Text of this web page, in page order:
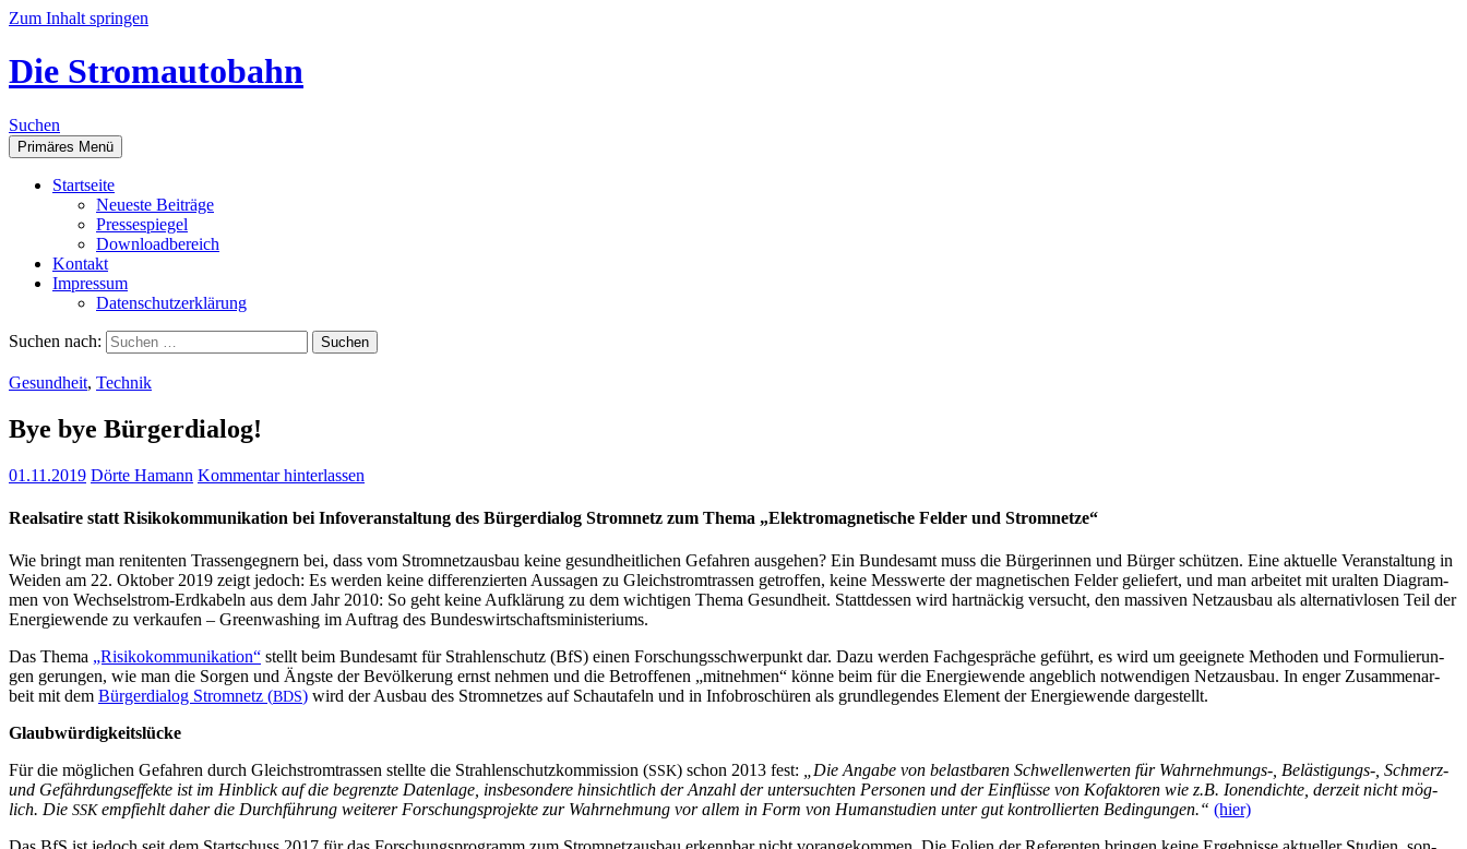
Zum Inhalt springen
Die Stromautobahn
Suchen
Primäres Menü
Start­sei­te
Neu­es­te Beiträge
Pres­se­spie­gel
Down­load­be­reich
Kon­takt
Impres­sum
Daten­schutz­er­klä­rung
Suchen nach:
Gesundheit, Technik
Bye bye Bürgerdialog!
01.11.2019 Dörte Hamann Kommentar hinterlassen
Real­sa­ti­re statt Risi­ko­kom­mu­ni­ka­ti­on bei Info­ver­an­stal­tung des Bür­ger­dia­log Strom­netz zum The­ma „Elek­tro­ma­gne­ti­sche Fel­der und Stromnetze“
Wie bringt man reni­ten­ten Tras­sen­geg­nern bei, dass vom Strom­netz­aus­bau kei­ne gesund­heit­li­chen Gefah­ren aus­ge­hen? Ein Bun­des­amt muss die Bür­ge­rin­nen und Bür­ger schüt­zen. Eine aktu­el­le Ver­an­stal­tung in
Wei­den am 22. Okto­ber 2019 zeigt jedoch: Es wer­den kei­ne dif­fe­ren­zier­ten Aus­sa­gen zu Gleich­strom­tras­sen getrof­fen, kei­ne Mess­wer­te der magne­ti­schen Fel­der gelie­fert, und man arbei­tet mit uralten Dia­gram­
men von Wech­sel­strom-Erd­ka­beln aus dem Jahr 2010: So geht kei­ne Auf­klä­rung zu dem wich­ti­gen The­ma Gesund­heit. Statt­des­sen wird hart­nä­ckig ver­sucht, den mas­si­ven Netz­aus­bau als alter­na­tiv­lo­sen Teil der
Ener­gie­wen­de zu ver­kau­fen – Green­wa­shing im Auf­trag des Bundeswirtschaftsministeriums.
Das The­ma „Risi­ko­kom­mu­ni­ka­ti­on“ stellt beim Bun­des­amt für Strah­len­schutz (BfS) einen For­schungs­schwer­punkt dar. Dazu wer­den Fach­ge­sprä­che geführt, es wird um geeig­ne­te Metho­den und For­mu­lie­run­
gen gerun­gen, wie man die Sor­gen und Ängs­te der Bevöl­ke­rung ernst neh­men und die Betrof­fe­nen „mit­neh­men“ kön­ne beim für die Ener­gie­wen­de angeb­lich not­wen­di­gen Netz­aus­bau. In enger Zusam­men­ar­
beit mit dem Bür­ger­dia­log Strom­netz (BDS) wird der Aus­bau des Strom­net­zes auf Schau­ta­feln und in Info­bro­schü­ren als grund­le­gen­des Ele­ment der Ener­gie­wen­de dargestellt.
Glaub­wür­dig­keits­lü­cke
Für die mög­li­chen Gefah­ren durch Gleich­strom­tras­sen stell­te die Strah­len­schutz­kom­mis­si­on (SSK) schon 2013 fest:
„Die Anga­be von belast­ba­ren Schwel­len­wer­ten für Wahrnehmungs‑, Belästigungs‑, Schmerz-
und Gefähr­dungs­ef­fek­te ist im Hin­blick auf die begrenz­te Daten­la­ge, ins­be­son­de­re hin­sicht­lich der Anzahl der unter­such­ten Per­so­nen und der Ein­flüs­se von Kofak­to­ren wie z.B. Ionen­dich­te, der­zeit nicht mög­
lich. Die SSKemp­fiehlt daher die Durch­füh­rung wei­te­rer For­schungs­pro­jek­te zur Wahr­neh­mung vor allem in Form von Human­stu­di­en unter gut kon­trol­lier­ten Bedin­gun­gen.“ (hier)